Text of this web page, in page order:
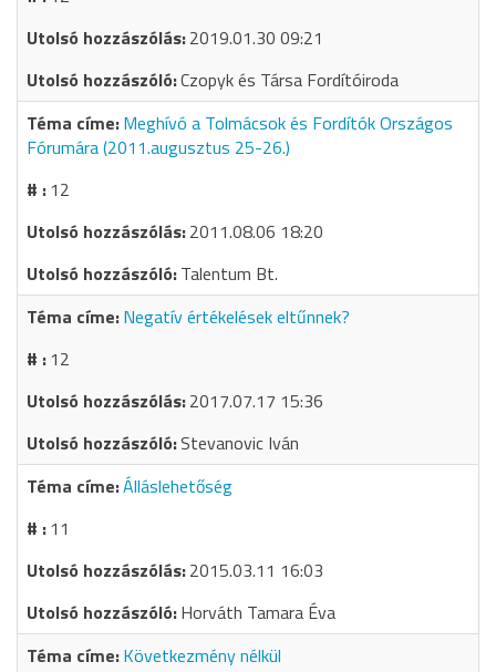
2019.01.30 09:21
Czopyk és Társa Fordítóiroda
Meghívó a Tolmácsok és Fordítók Országos
Fórumára (2011.augusztus 25-26.)
12
2011.08.06 18:20
Talentum Bt.
Negatív értékelések eltűnnek?
12
2017.07.17 15:36
Stevanovic Iván
Álláslehetőség
11
2015.03.11 16:03
Horváth Tamara Éva
Következmény nélkül